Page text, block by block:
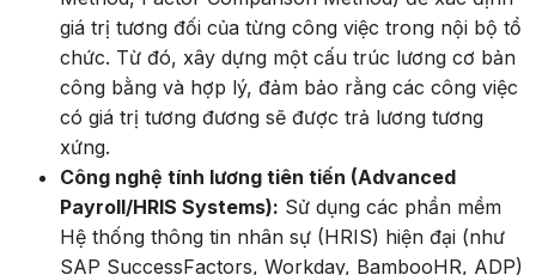
giá trị tương đối của từng công việc trong nội bộ tổ
chức. Từ đó, xây dựng một cấu trúc lương cơ bản
công bằng và hợp lý, đảm bảo rằng các công việc
có giá trị tương đương sẽ được trả lương tương
xứng.
Công nghệ tính lương tiên tiến (Advanced
Payroll/HRIS Systems): Sử dụng các phần mềm
Hệ thống thông tin nhân sự (HRIS) hiện đại (như
SAP SuccessFactors, Workday, BambooHR, ADP)